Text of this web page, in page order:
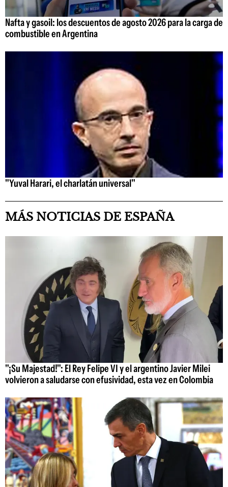
Nafta y gasoil: los descuentos de agosto 2026 para la carga de
combustible en Argentina
"Yuval Harari, el charlatán universal"
MÁS NOTICIAS DE ESPAÑA
"¡Su Majestad!": El Rey Felipe VI y el argentino Javier Milei
volvieron a saludarse con efusividad, esta vez en Colombia